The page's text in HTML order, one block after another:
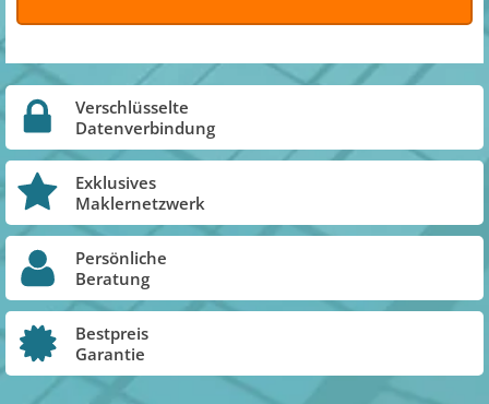
Verschlüsselte
Datenverbindung
Exklusives
Maklernetzwerk
Persönliche
Beratung
Bestpreis
Garantie